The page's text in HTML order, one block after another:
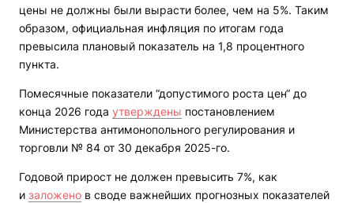
цены не должны были вырасти более, чем на 5%. Таким
образом, официальная инфляция по итогам года
превысила плановый показатель на 1,8 процентного
пункта.
Помесячные показатели “допустимого роста цен“ до
конца 2026 года утверждены постановлением
Министерства антимонопольного регулирования и
торговли № 84 от 30 декабря 2025-го.
Годовой прирост не должен превысить 7%, как
и заложено в своде важнейших прогнозных показателей